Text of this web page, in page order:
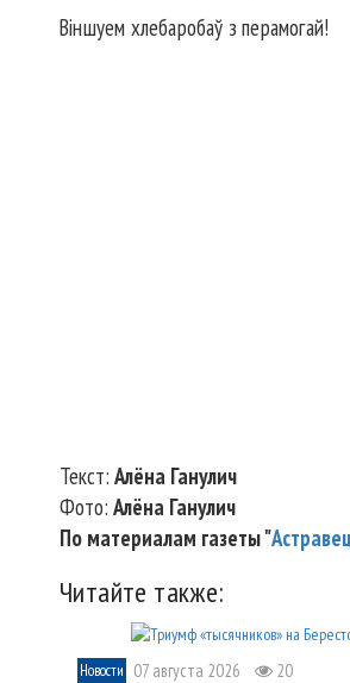
Віншуем хлебаробаў з перамогай!
Текст: Алёна Ганулич
Фото: Алёна Ганулич
По материалам газеты "
Читайте также:
Новости 07 августа 2026 20